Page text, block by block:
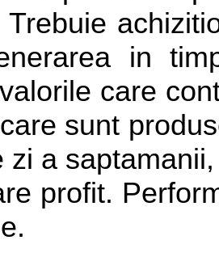
Trebuie
in
care
sunt
zi a
profit.